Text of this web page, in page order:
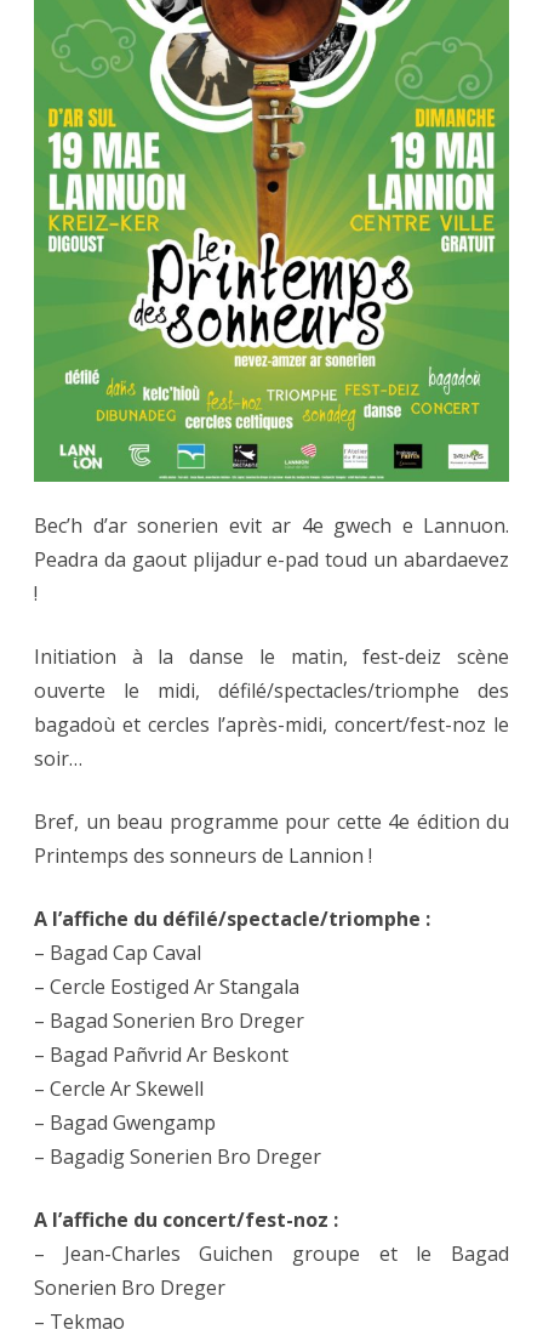
19.05
Bec’h d’ar sonerien evit ar 4e gwech e Lannuon.
Peadra da gaout plijadur e-pad toud un abardaevez
!
Initiation à la danse le matin, fest-deiz scène
ouverte le midi, défilé/spectacles/triomphe des
bagadoù et cercles l’après-midi, concert/fest-noz le
soir…
Bref, un beau programme pour cette 4e édition du
Printemps des sonneurs de Lannion !
A l’affiche du défilé/spectacle/triomphe :
– Bagad Cap Caval
– Cercle Eostiged Ar Stangala
– Bagad Sonerien Bro Dreger
– Bagad Pañvrid Ar Beskont
– Cercle Ar Skewell
– Bagad Gwengamp
– Bagadig Sonerien Bro Dreger
A l’affiche du concert/fest-noz :
– Jean-Charles Guichen groupe et le Bagad
Sonerien Bro Dreger
– Tekmao